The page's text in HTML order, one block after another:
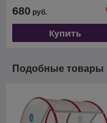
680 руб.
Купить
Подобные товары